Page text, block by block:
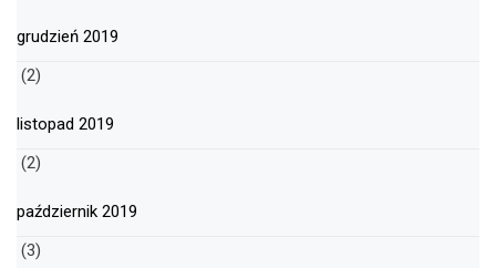
grudzień 2019
(2)
listopad 2019
(2)
październik 2019
(3)